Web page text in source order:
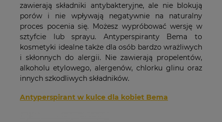
zawierają składniki antybakteryjne, ale nie blokują
porów i nie wpływają negatywnie na naturalny
proces pocenia się. Możesz wypróbować wersję w
sztyfcie lub sprayu. Antyperspiranty Bema to
kosmetyki idealne także dla osób bardzo wrażliwych
i skłonnych do alergii. Nie zawierają propelentów,
alkoholu etylowego, alergenów, chlorku glinu oraz
innych szkodliwych składników.
Antyperspirant w kulce dla kobiet Bema